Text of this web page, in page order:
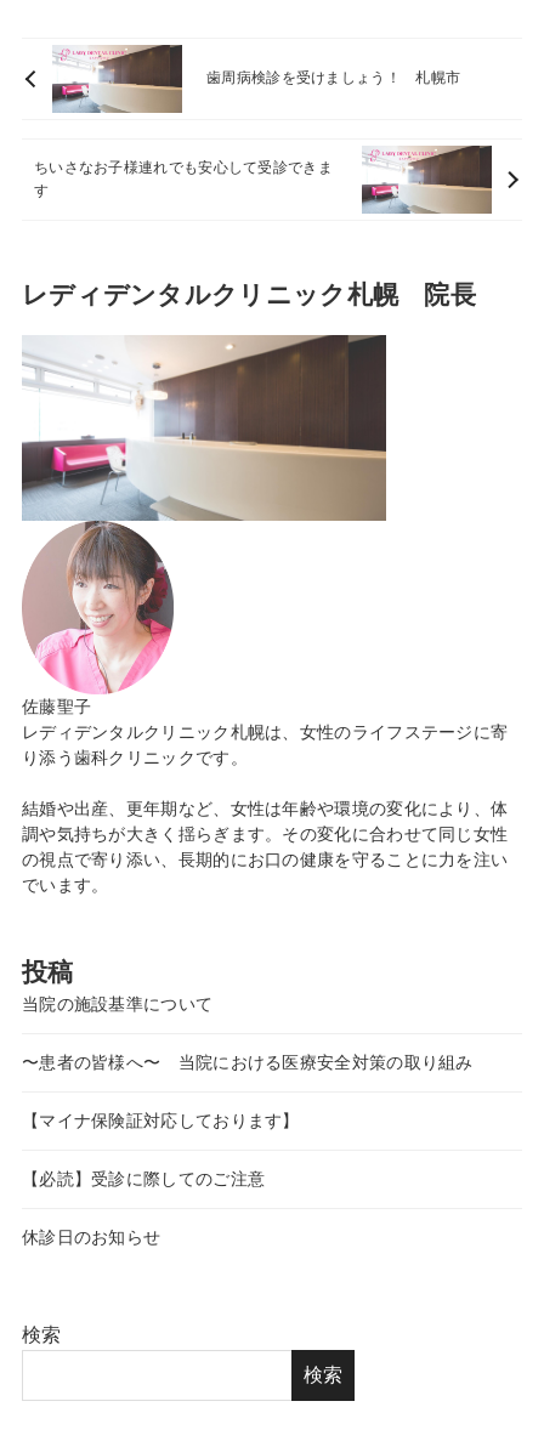
歯周病検診を受けましょう！ 札幌市
ちいさなお子様連れでも安心して受診できま
す
レディデンタルクリニック札幌 院長
佐藤聖子
レディデンタルクリニック札幌は、女性のライフステージに寄
り添う歯科クリニックです。
結婚や出産、更年期など、女性は年齢や環境の変化により、体
調や気持ちが大きく揺らぎます。その変化に合わせて同じ女性
の視点で寄り添い、長期的にお口の健康を守ることに力を注い
でいます。
投稿
当院の施設基準について
〜患者の皆様へ〜 当院における医療安全対策の取り組み
【マイナ保険証対応しております】
【必読】受診に際してのご注意
休診日のお知らせ
検索
検索